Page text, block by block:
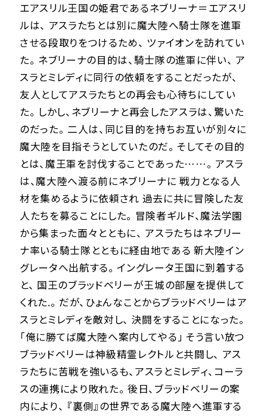
エアスリル王国の姫君であるネブリーナ＝エアスリ
ルは、 アスラたちとは別に魔大陸へ騎士隊を進軍
させる段取りをつけるため、 ツァイオンを訪れてい
た。 ネブリーナの目的は、騎士隊の進軍に伴い、 ア
スラとミレディに同行の依頼をすることだったが、
友人としてアスラたちとの再会も心待ちにしてい
た。 しかし、ネブリーナと再会したアスラは、驚いた
のだった。 二人は、同じ目的を持ちお互いが別々に
魔大陸を目指そうとしていたのだ。 そしてその目的
とは、魔王軍を討伐することであった……。 アスラ
は、魔大陸へ渡る前にネブリーナに 戦力となる人
材を集めるように依頼され 過去に共に冒険した友
人たちを募ることにした。 冒険者ギルド、魔法学園
から集まった面々とともに、 アスラたちはネブリー
ナ率いる騎士隊とともに経由地である 新大陸イン
グレータへ出航する。 イングレータ王国に到着する
と、 国王のブラッドベリーが王城の部屋を提供して
くれた.。 だが、ひょんなことからブラッドベリーはア
スラとミレディを敵対し、 決闘をすることになった。
「俺に勝てば魔大陸へ案内してやる」 そう言い放つ
ブラッドベリーは神級精霊レクトルと共闘し、 アス
ラたちに苦戦を強いるも、アスラとミレディ、コーラ
スの連携により敗れた。 後日、ブラッドベリーの案
内により、 『裏側』の世界である魔大陸へ進軍する